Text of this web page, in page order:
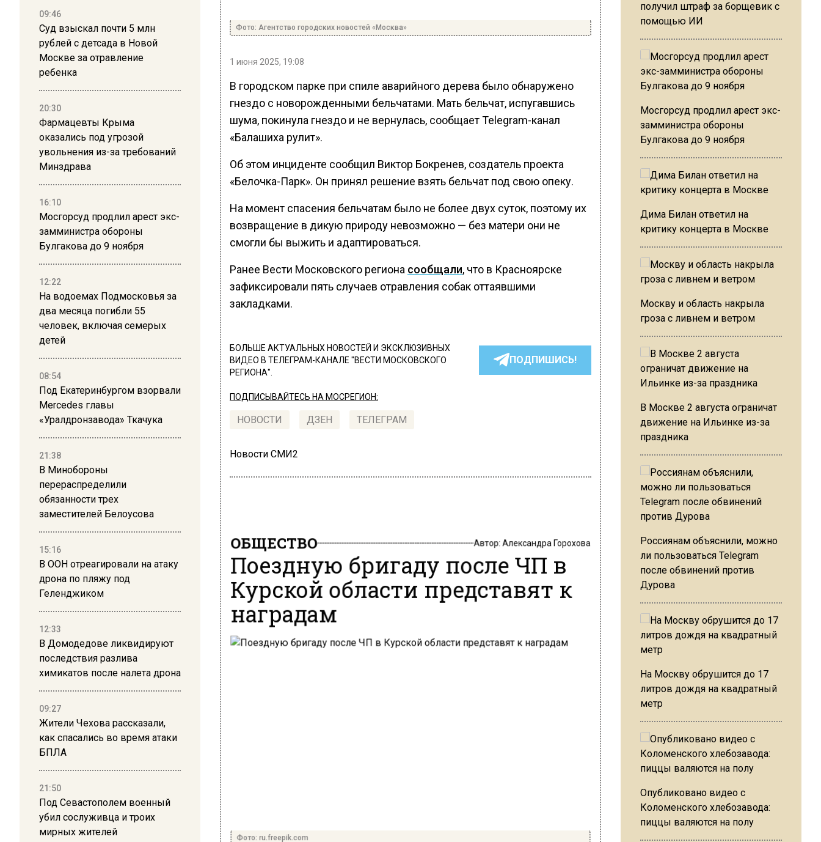
09:46
Суд взыскал почти 5 млн
рублей с детсада в Новой
Москве за отравление
ребенка
20:30
Фармацевты Крыма
оказались под угрозой
увольнения из-за требований
Минздрава
16:10
Мосгорсуд продлил арест экс-
замминистра обороны
Булгакова до 9 ноября
12:22
На водоемах Подмосковья за
два месяца погибли 55
человек, включая семерых
детей
08:54
Под Екатеринбургом взорвали
Mercedes главы
«Уралдронзавода» Ткачука
21:38
В Минобороны
перераспределили
обязанности трех
заместителей Белоусова
15:16
В ООН отреагировали на атаку
дрона по пляжу под
Геленджиком
12:33
В Домодедове ликвидируют
последствия разлива
химикатов после налета дрона
09:27
Жители Чехова рассказали,
как спасались во время атаки
БПЛА
21:50
Под Севастополем военный
убил сослуживца и троих
мирных жителей
Фото: Агентство городских новостей «Москва»
1 июня 2025, 19:08
В городском парке при спиле аварийного дерева было обнаружено
гнездо с новорожденными бельчатами. Мать бельчат, испугавшись
шума, покинула гнездо и не вернулась, сообщает Telegram-канал
«Балашиха рулит».
Об этом инциденте сообщил Виктор Бокренев, создатель проекта
«Белочка-Парк». Он принял решение взять бельчат под свою опеку.
На момент спасения бельчатам было не более двух суток, поэтому их
возвращение в дикую природу невозможно — без матери они не
смогли бы выжить и адаптироваться.
Ранее Вести Московского региона сообщали, что в Красноярске
зафиксировали пять случаев отравления собак оттаявшими
закладками.
БОЛЬШЕ АКТУАЛЬНЫХ НОВОСТЕЙ И ЭКСКЛЮЗИВНЫХ
ВИДЕО В ТЕЛЕГРАМ-КАНАЛЕ "ВЕСТИ МОСКОВСКОГО
РЕГИОНА".
ПОДПИШИСЬ!
ПОДПИСЫВАЙТЕСЬ НА МОСРЕГИОН:
НОВОСТИ ДЗЕН ТЕЛЕГРАМ
Новости СМИ2
ОБЩЕСТВО Автор: Александра Горохова
Поездную бригаду после ЧП в
Курской области представят к
наградам
Фото: ru.freepik.com
получил штраф за борщевик с
помощью ИИ
Мосгорсуд продлил арест экс-
замминистра обороны
Булгакова до 9 ноября
Дима Билан ответил на
критику концерта в Москве
Москву и область накрыла
гроза с ливнем и ветром
В Москве 2 августа ограничат
движение на Ильинке из-за
праздника
Россиянам объяснили, можно
ли пользоваться Telegram
после обвинений против
Дурова
На Москву обрушится до 17
литров дождя на квадратный
метр
Опубликовано видео с
Коломенского хлебозавода:
пиццы валяются на полу